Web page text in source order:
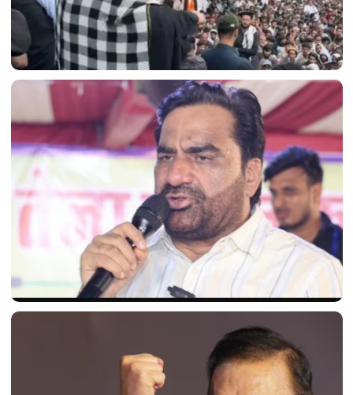
PoK में बगावत के आगे झुका पाकिस्तान; अमन खान ने जनाज़े
की नमाज़ पढ़ते हुए धमकी दी थी!
'क्या यही नया भारत है?' फ़्लाइट में एक बार फिर देरी होने पर
हनुमान बेनीवाल ने सरकार पर निशाना साधा।